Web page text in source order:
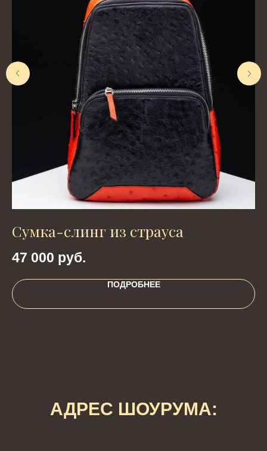
Сумка-слинг из страуса
47 000 руб.
ПОДРОБНЕЕ
АДРЕС ШОУРУМА: